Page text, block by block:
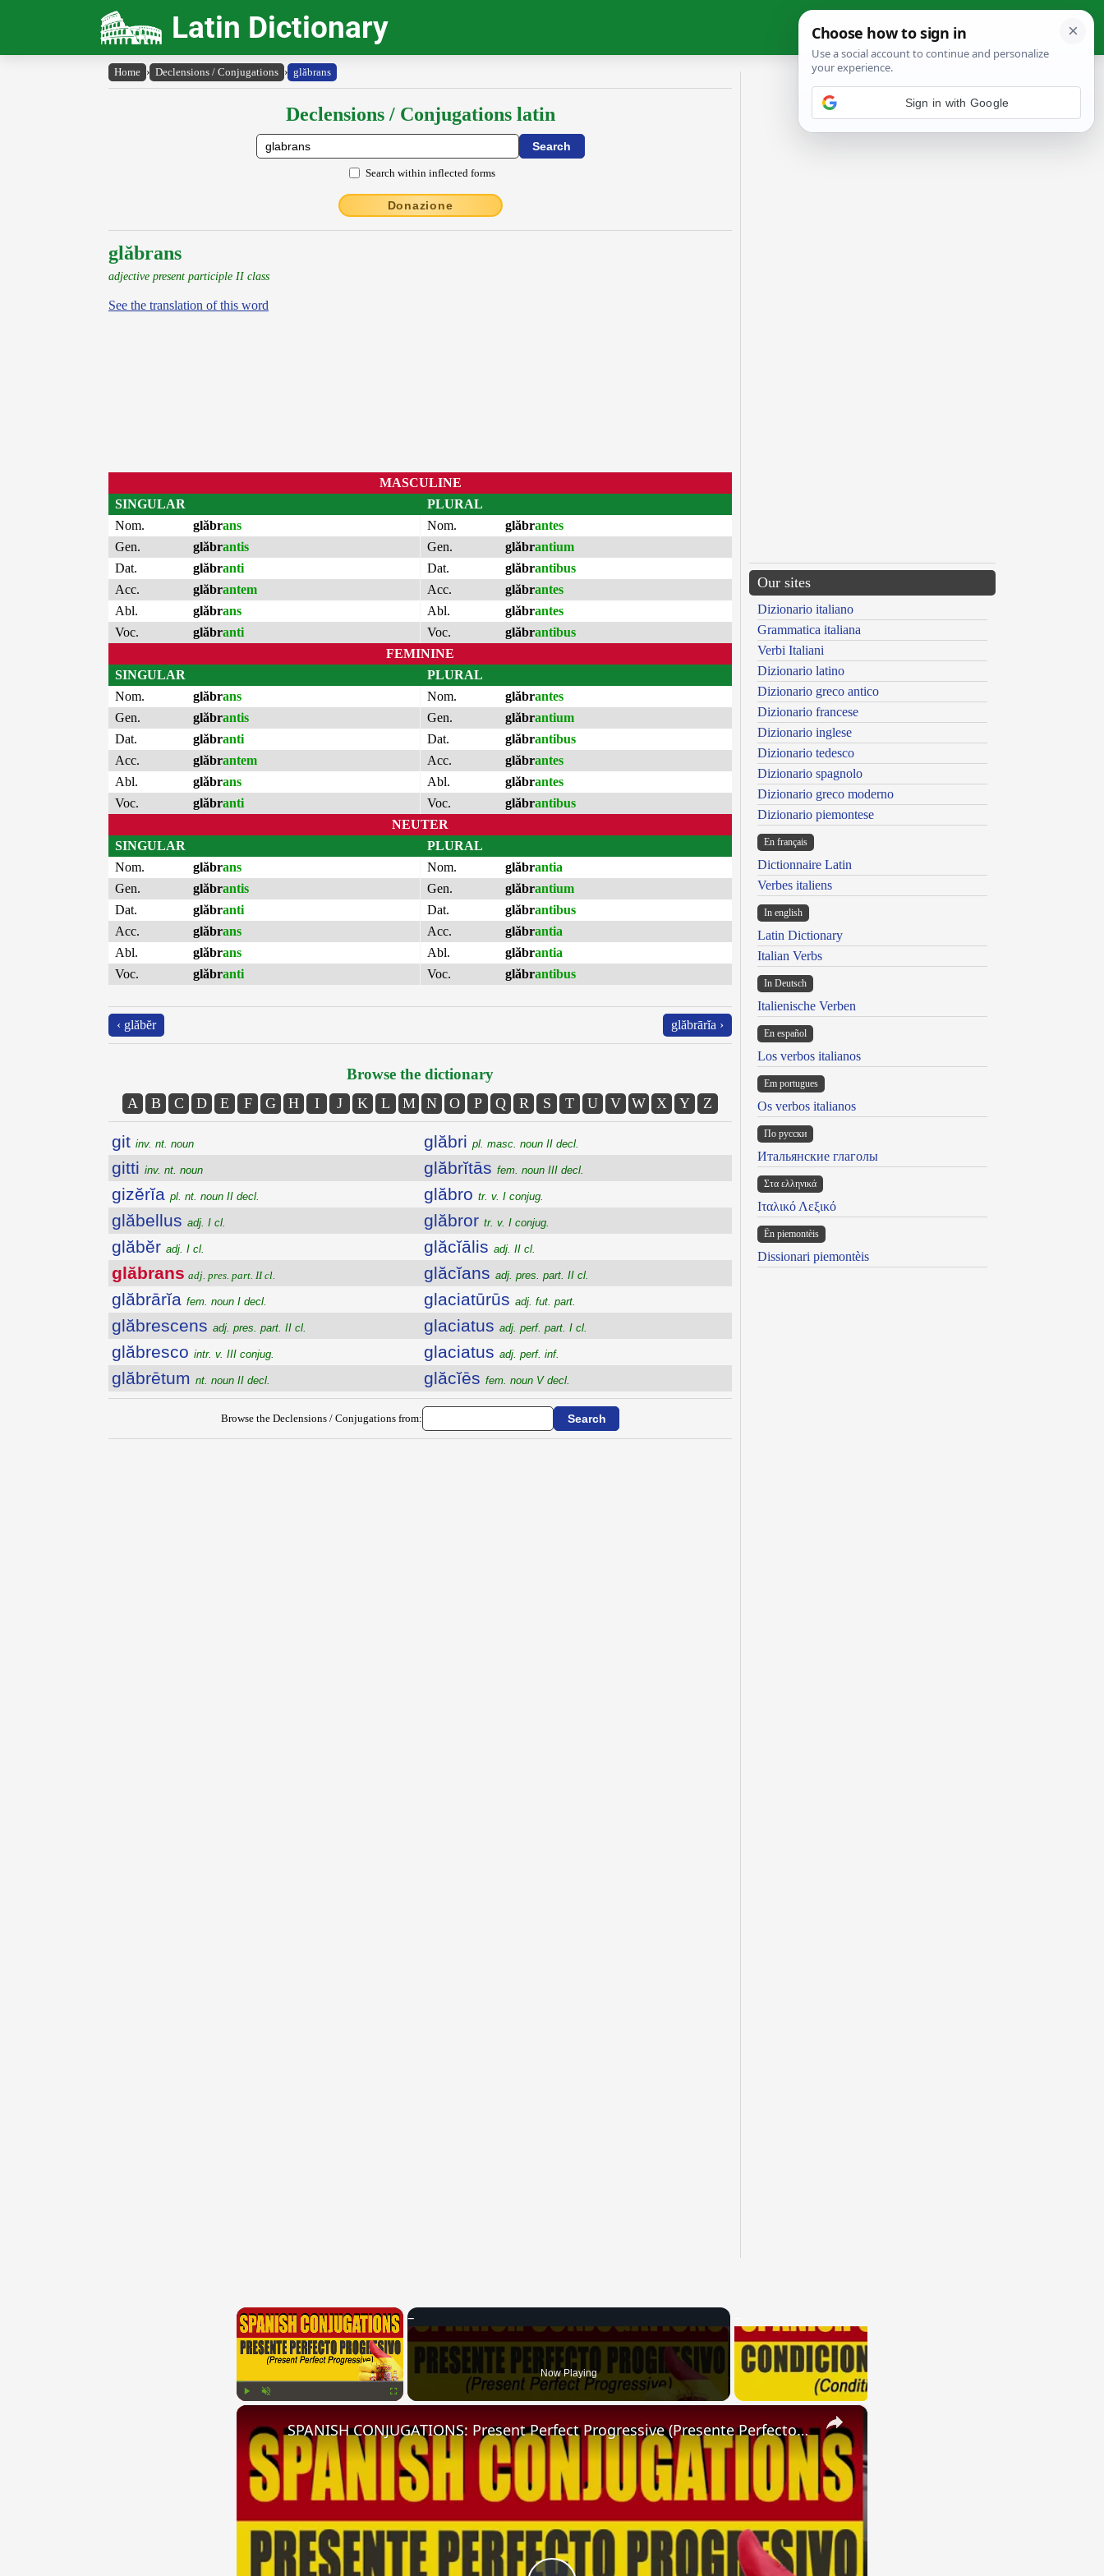
Latin Dictionary
Home › Declensions / Conjugations › glăbrans
Declensions / Conjugations latin
Search within inflected forms
Donazione
glăbrans
adjective present participle II class
See the translation of this word
MASCULINE
SINGULAR
Nom.
glăbrans
Gen.
glăbrantis
Dat.
glăbranti
Acc.
glăbrantem
Abl.
glăbrans
Voc.
glăbranti
PLURAL
Nom.
glăbrantes
Gen.
glăbrantium
Dat.
glăbrantibus
Acc.
glăbrantes
Abl.
glăbrantes
Voc.
glăbrantibus
FEMININE
SINGULAR
Nom.
glăbrans
Gen.
glăbrantis
Dat.
glăbranti
Acc.
glăbrantem
Abl.
glăbrans
Voc.
glăbranti
PLURAL
Nom.
glăbrantes
Gen.
glăbrantium
Dat.
glăbrantibus
Acc.
glăbrantes
Abl.
glăbrantes
Voc.
glăbrantibus
NEUTER
SINGULAR
Nom.
glăbrans
Gen.
glăbrantis
Dat.
glăbranti
Acc.
glăbrans
Abl.
glăbrans
Voc.
glăbranti
PLURAL
Nom.
glăbrantia
Gen.
glăbrantium
Dat.
glăbrantibus
Acc.
glăbrantia
Abl.
glăbrantia
Voc.
glăbrantibus
‹ glăbĕr glăbrārĭa ›
Browse the dictionary
A B C D E F G H I J K L M N O P Q R S T U V W X Y Z
git inv. nt. noun
gitti inv. nt. noun
gizĕrĭa pl. nt. noun II decl.
glăbellus adj. I cl.
glăbĕr adj. I cl.
glăbrans adj. pres. part. II cl.
glăbrārĭa fem. noun I decl.
glăbrescens adj. pres. part. II cl.
glăbresco intr. v. III conjug.
glăbrētum nt. noun II decl.
glăbri pl. masc. noun II decl.
glăbrĭtās fem. noun III decl.
glăbro tr. v. I conjug.
glăbror tr. v. I conjug.
glăcĭālis adj. II cl.
glăcĭans adj. pres. part. II cl.
glaciatūrūs adj. fut. part.
glaciatus adj. perf. part. I cl.
glaciatus adj. perf. inf.
glăcĭēs fem. noun V decl.
Browse the Declensions / Conjugations from:
Our sites
Dizionario italiano
Grammatica italiana
Verbi Italiani
Dizionario latino
Dizionario greco antico
Dizionario francese
Dizionario inglese
Dizionario tedesco
Dizionario spagnolo
Dizionario greco moderno
Dizionario piemontese
En français
Dictionnaire Latin
Verbes italiens
In english
Latin Dictionary
Italian Verbs
In Deutsch
Italienische Verben
En español
Los verbos italianos
Em portugues
Os verbos italianos
По русски
Итальянские глаголы
Στα ελληνικά
Ιταλικό Λεξικό
Ën piemontèis
Dissionari piemontèis
×
Now Playing
×
SPANISH CONJUGATIONS: Present Perfect Progressive (Presente Perfecto Progresivo)